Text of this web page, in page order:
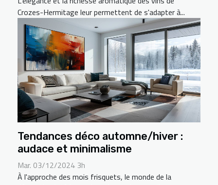
Crozes-Hermitage leur permettent de s'adapter à...
Tendances déco automne/hiver :
audace et minimalisme
Mar. 03/12/2024 3h
À l'approche des mois frisquets, le monde de la